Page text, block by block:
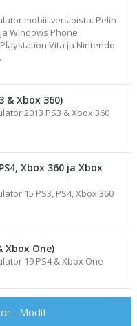
mobiiliversioista. Pelin
Windows Phone
Vita ja Nintendo
& Xbox 360)
2013 PS3 & Xbox 360
Xbox 360 ja Xbox
15 PS3, PS4, Xbox 360
Xbox One)
19 PS4 & Xbox One
- Modit